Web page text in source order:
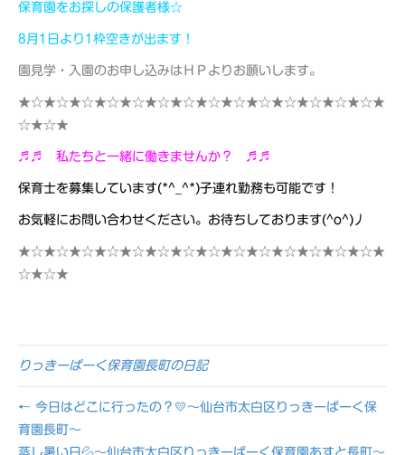
保育園をお探しの保護者様☆
8月1日より1枠空きが出ます！
園見学・入園のお申し込みはＨＰよりお願いします。
★☆★☆★☆★☆★☆★☆★☆★☆★☆★☆★☆★☆★☆★☆★
☆★☆★
♬♬ 私たちと一緒に働きませんか？ ♬♬
保育士を募集しています(*^_^*)子連れ勤務も可能です！
お気軽にお問い合わせください。お待ちしております(^o^)丿
★☆★☆★☆★☆★☆★☆★☆★☆★☆★☆★☆★☆★☆★☆★
☆★☆★
りっきーぱーく保育園長町の日記
← 今日はどこに行ったの？💛～仙台市太白区りっきーぱーく保
育園長町～